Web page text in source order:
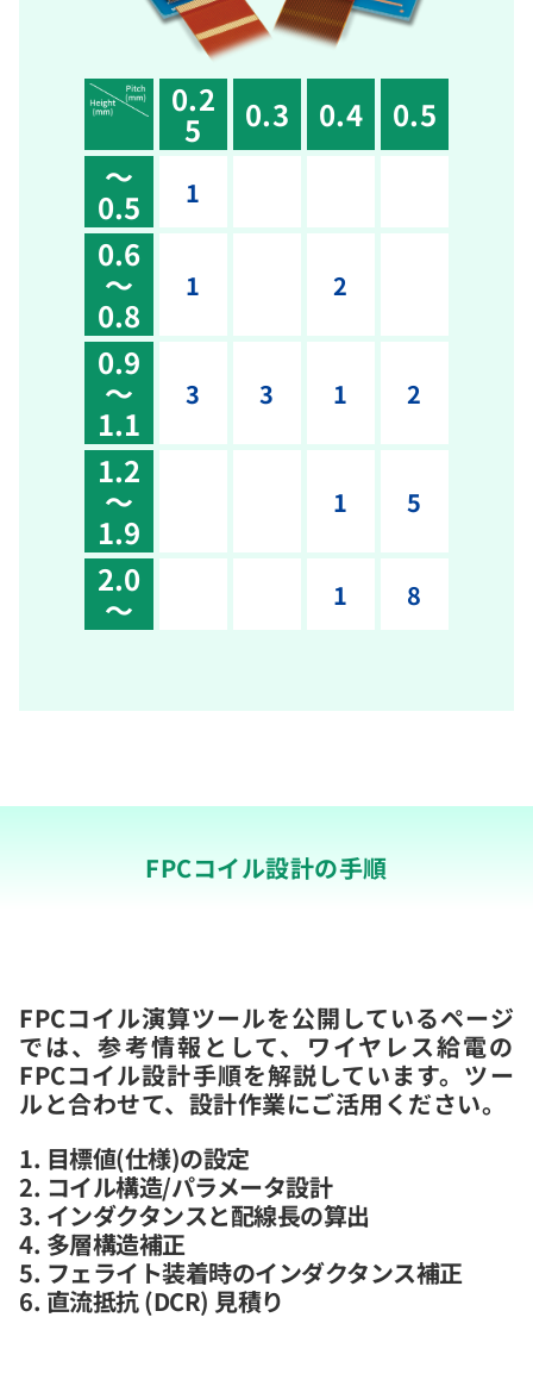
0.2
5 0.3 0.4
0.5
～
0.5 1
0.6
～
0.8
1 2
0.9
～
1.1
3 3 1 2
1.2
～
1.9
1 5
2.0
～ 1 8
FPCコイル設計の手順
FPCコイル演算ツールを公開しているページ
では、参考情報として、ワイヤレス給電の
FPCコイル設計手順を解説しています。ツー
ルと合わせて、設計作業にご活用ください。
1. 目標値(仕様)の設定
2. コイル構造/パラメータ設計
3. インダクタンスと配線長の算出
4. 多層構造補正
5. フェライト装着時のインダクタンス補正
6. 直流抵抗 (DCR) 見積り